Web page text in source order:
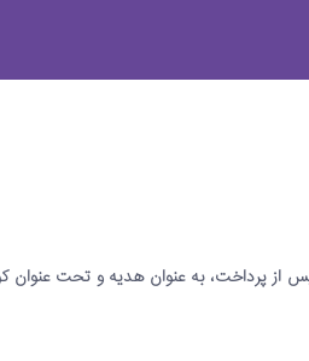
شما، بلافاصله پس از پرداخت، به عنوان هدیه و تحت